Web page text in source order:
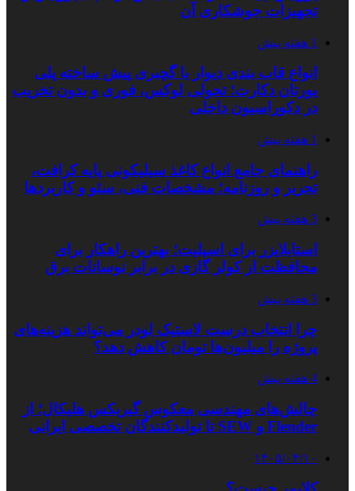
تجهیزات جوشکاری آن
1 هفته پیش
انواع قاب بندی دیوار با گچبری پیش ساخته پلی
یورتان دکارت؛ تحولی لوکس، فوری و بدون تخریب
در دکوراسیون داخلی
1 هفته پیش
راهنمای جامع انواع کاغذ سیلیکونی پایه کرافت،
تحریر و روزنامه؛ مشخصات فنی، سئو و کاربردها
3 هفته پیش
استابلایزر برای اسپلیت؛ بهترین راهکار برای
محافظت از کولر گازی در برابر نوسانات برق
3 هفته پیش
چرا انتخاب درست لاستیک لودر می‌تواند هزینه‌های
پروژه را میلیون‌ها تومان کاهش دهد؟
4 هفته پیش
چالش‌های مهندسی معکوس گیربکس هلیکال؛ از
Flender و SEW تا تولیدکنندگان تخصصی ایرانی
۱۴۰۵/۰۴/۱۰